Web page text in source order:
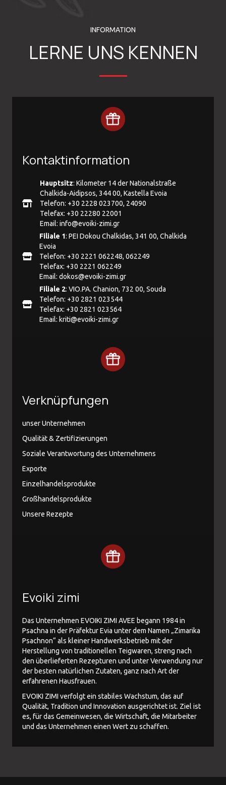
INFORMATION
LERNE UNS KENNEN
Kontaktinformation
Hauptsitz: Kilometer 14 der Nationalstraße
Chalkida-Aidipsos, 344 00, Kastella Evoia
Telefon: +30 2228 023700, 24090
Telefax: +30 22280 22001
Email: info@evoiki-zimi.gr
Filiale 1: PEI Dokou Chalkidas, 341 00, Chalkida
Evoia
Telefon: +30 2221 062248, 062249
Telefax: +30 2221 062249
Email: dokos@evoiki-zimi.gr
Filiale 2: VIO.PA. Chanion, 732 00, Souda
Telefon: +30 2821 023544
Telefax: +30 2821 023564
Email: kriti@evoiki-zimi.gr
Verknüpfungen
unser Unternehmen
Qualität & Zertifizierungen
Soziale Verantwortung des Unternehmens
Exporte
Einzelhandelsprodukte
Großhandelsprodukte
Unsere Rezepte
Evoiki zimi
Das Unternehmen EVOIKI ZIMI AVEE begann 1984 in
Psachna in der Präfektur Evia unter dem Namen „Zimarika
Psachnon“ als kleiner Handwerksbetrieb mit der
Herstellung von traditionellen Teigwaren, streng nach
den überlieferten Rezepturen und unter Verwendung nur
der besten natürlichen Zutaten, ganz nach Art der
erfahrenen Hausfrauen.
EVOIKI ZIMI verfolgt ein stabiles Wachstum, das auf
Qualität, Tradition und Innovation ausgerichtet ist. Ziel ist
es, für das Gemeinwesen, die Wirtschaft, die Mitarbeiter
und das Unternehmen einen Wert zu schaffen.